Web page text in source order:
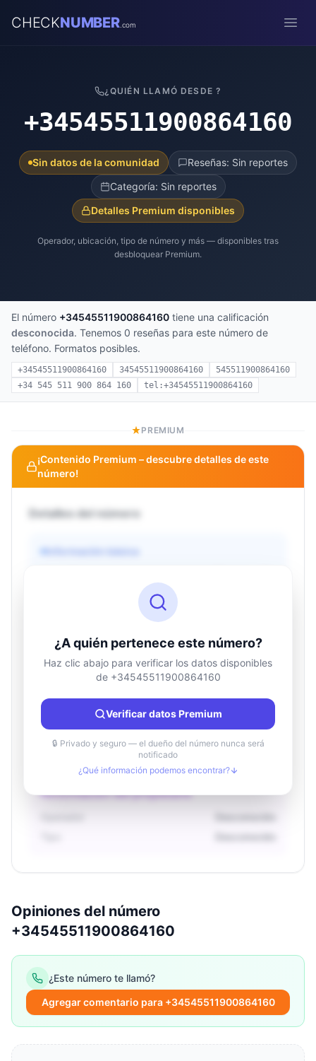
CHECKNUMBER.com
¿QUIÉN LLAMÓ DESDE ?
+34545511900864160
Sin datos de la comunidad
Reseñas: Sin reportes
Categoría: Sin reportes
Detalles Premium disponibles
Operador, ubicación, tipo de número y más — disponibles tras
desbloquear Premium.
El número +34545511900864160 tiene una calificación
desconocida. Tenemos 0 reseñas para este número de
teléfono. Formatos posibles.
+34545511900864160 34545511900864160
545511900864160
+34 545 511 900 864 160
tel:+34545511900864160
PREMIUM
¡Contenido Premium – descubre detalles de este
número!
Detalles del número
Información básica
Información de ubicación
País
Desconocido
Ciudad
Desconocido
Región
Desconocido
Información del propietario
¿A quién pertenece este número?
Haz clic abajo para verificar los datos disponibles
de +34545511900864160
Verificar datos Premium
🔒 Privado y seguro — el dueño del número nunca será
notificado
¿Qué información podemos encontrar?
Opiniones del número
+34545511900864160
¿Este número te llamó?
Agregar comentario para +34545511900864160